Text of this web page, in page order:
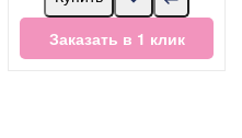
Заказать в 1 клик